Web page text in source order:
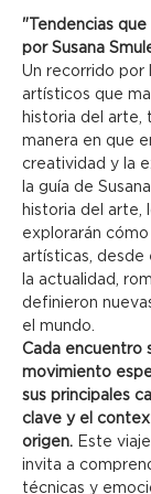
"Tendencias
por Susana
Un recorrido por
artísticos que
historia del arte,
manera en que
creatividad y la
la guía de
historia del arte,
explorarán
artísticas, desde
la actualidad,
definieron
el mundo.
Cada encuentro
movimiento
sus principales
clave y el
origen. Este
invita a
técnicas y